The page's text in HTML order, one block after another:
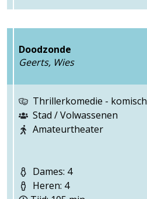
Doodzonde
Geerts, Wies
Thrillerkomedie -
Stad / Volwassenen
Amateurtheater
Dames: 4
Heren: 4